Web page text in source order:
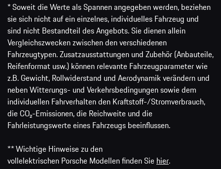
* Soweit die Werte als Spannen angegeben werden, beziehen
sie sich nicht auf ein einzelnes, individuelles Fahrzeug und
sind nicht Bestandteil des Angebots. Sie dienen allein
Vergleichszwecken zwischen den verschiedenen
Fahrzeugtypen. Zusatzausstattungen und Zubehör (Anbauteile,
Reifenformat usw.) können relevante Fahrzeugparameter wie
z.B. Gewicht, Rollwiderstand und Aerodynamik verändern und
neben Witterungs- und Verkehrsbedingungen sowie dem
individuellen Fahrverhalten den Kraftstoff-/Stromverbrauch,
die CO₂-Emissionen, die Reichweite und die
Fahrleistungswerte eines Fahrzeugs beeinflussen.
** Wichtige Hinweise zu den
vollelektrischen Porsche Modellen finden Sie hier.